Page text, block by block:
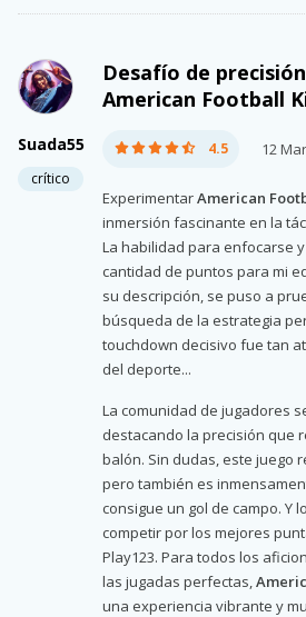
Suada55
crítico
Desafío de
American Football
4.5 12
ExperimentarAmerican
inmersión fascinante en la
La habilidad para enfocarse
cantidad de puntos para mi
su descripción, se puso a
búsqueda de la estrategia
touchdown decisivo fue tan
del deporte...
La comunidad de jugadores
destacando la precisión que
balón. Sin dudas, este juego
pero también es
consigue un gol de campo. Y
competir por los mejores
Play123. Para todos los
las jugadas perfectas,
una experiencia vibrante y